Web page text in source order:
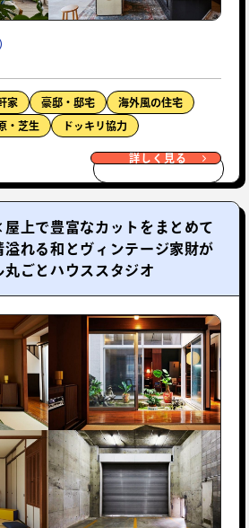
家 豪邸・邸宅 海外風の住宅
・芝生 ドッキリ協力
詳しく見る
上で豊富なカットをまとめて
溢れる和とヴィンテージ家財が
ごとハウススタジオ